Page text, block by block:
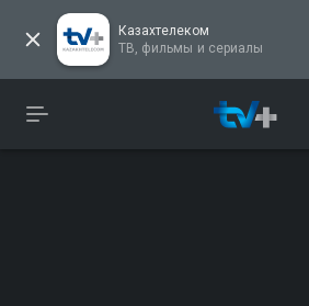
Казахтелеком
ТВ, фильмы и сериалы